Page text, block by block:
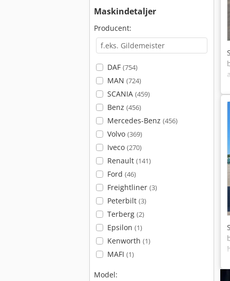
Maskindetaljer
Producent:
DAF (754)
MAN (724)
SCANIA (459)
Benz (456)
Mercedes-Benz (456)
Volvo (369)
Iveco (270)
Renault (141)
Ford (46)
Freightliner (3)
Peterbilt (3)
Terberg (2)
Epsilon (1)
Kenworth (1)
MAFI (1)
Model: